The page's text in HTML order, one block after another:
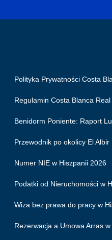
Polityka Prywatności Costa
Regulamin Costa Blanca
Benidorm Poniente: Raport
Przewodnik po okolicy El Albir
Numer NIE w Hiszpanii 2026
Podatki od Nieruchomości w
Wiza bez prawa do pracy w
Rezerwacja a Umowa Arras